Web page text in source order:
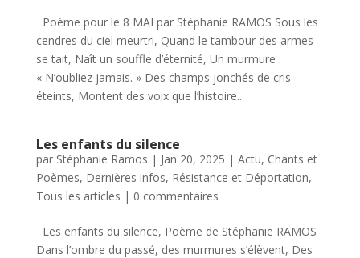
Poème pour le 8 MAI par Stéphanie RAMOS Sous les
cendres du ciel meurtri, Quand le tambour des armes
se tait, Naît un souffle d’éternité, Un murmure :
« N’oubliez jamais. » Des champs jonchés de cris
éteints, Montent des voix que l’histoire...
Les enfants du silence
par Stéphanie Ramos | Jan 20, 2025 | Actu, Chants et
Poèmes, Dernières infos, Résistance et Déportation,
Tous les articles | 0 commentaires
Les enfants du silence, Poème de Stéphanie RAMOS
Dans l’ombre du passé, des murmures s’élèvent, Des